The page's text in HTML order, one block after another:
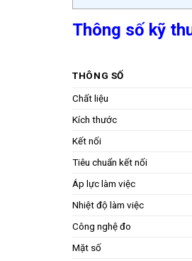
Thông số kỹ
THÔNG SỐ
Chất liệu
Kích thước
Kết nối
Tiêu chuẩn kết nối
Áp lực làm việc
Nhiệt độ làm việc
Công nghệ đo
Mặt số